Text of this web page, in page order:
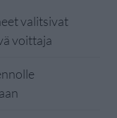
valitsivat
voittaja